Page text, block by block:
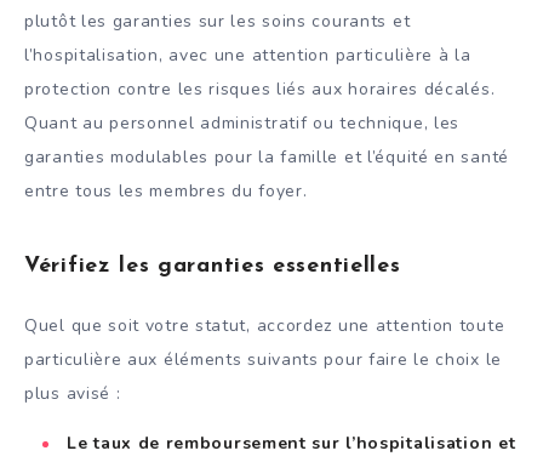
plutôt les garanties sur les soins courants et
l’hospitalisation, avec une attention particulière à la
protection contre les risques liés aux horaires décalés.
Quant au personnel administratif ou technique, les
garanties modulables pour la famille et l’équité en santé
entre tous les membres du foyer.
Vérifiez les garanties essentielles
Quel que soit votre statut, accordez une attention toute
particulière aux éléments suivants pour faire le choix le
plus avisé :
Le taux de remboursement sur l’hospitalisation et